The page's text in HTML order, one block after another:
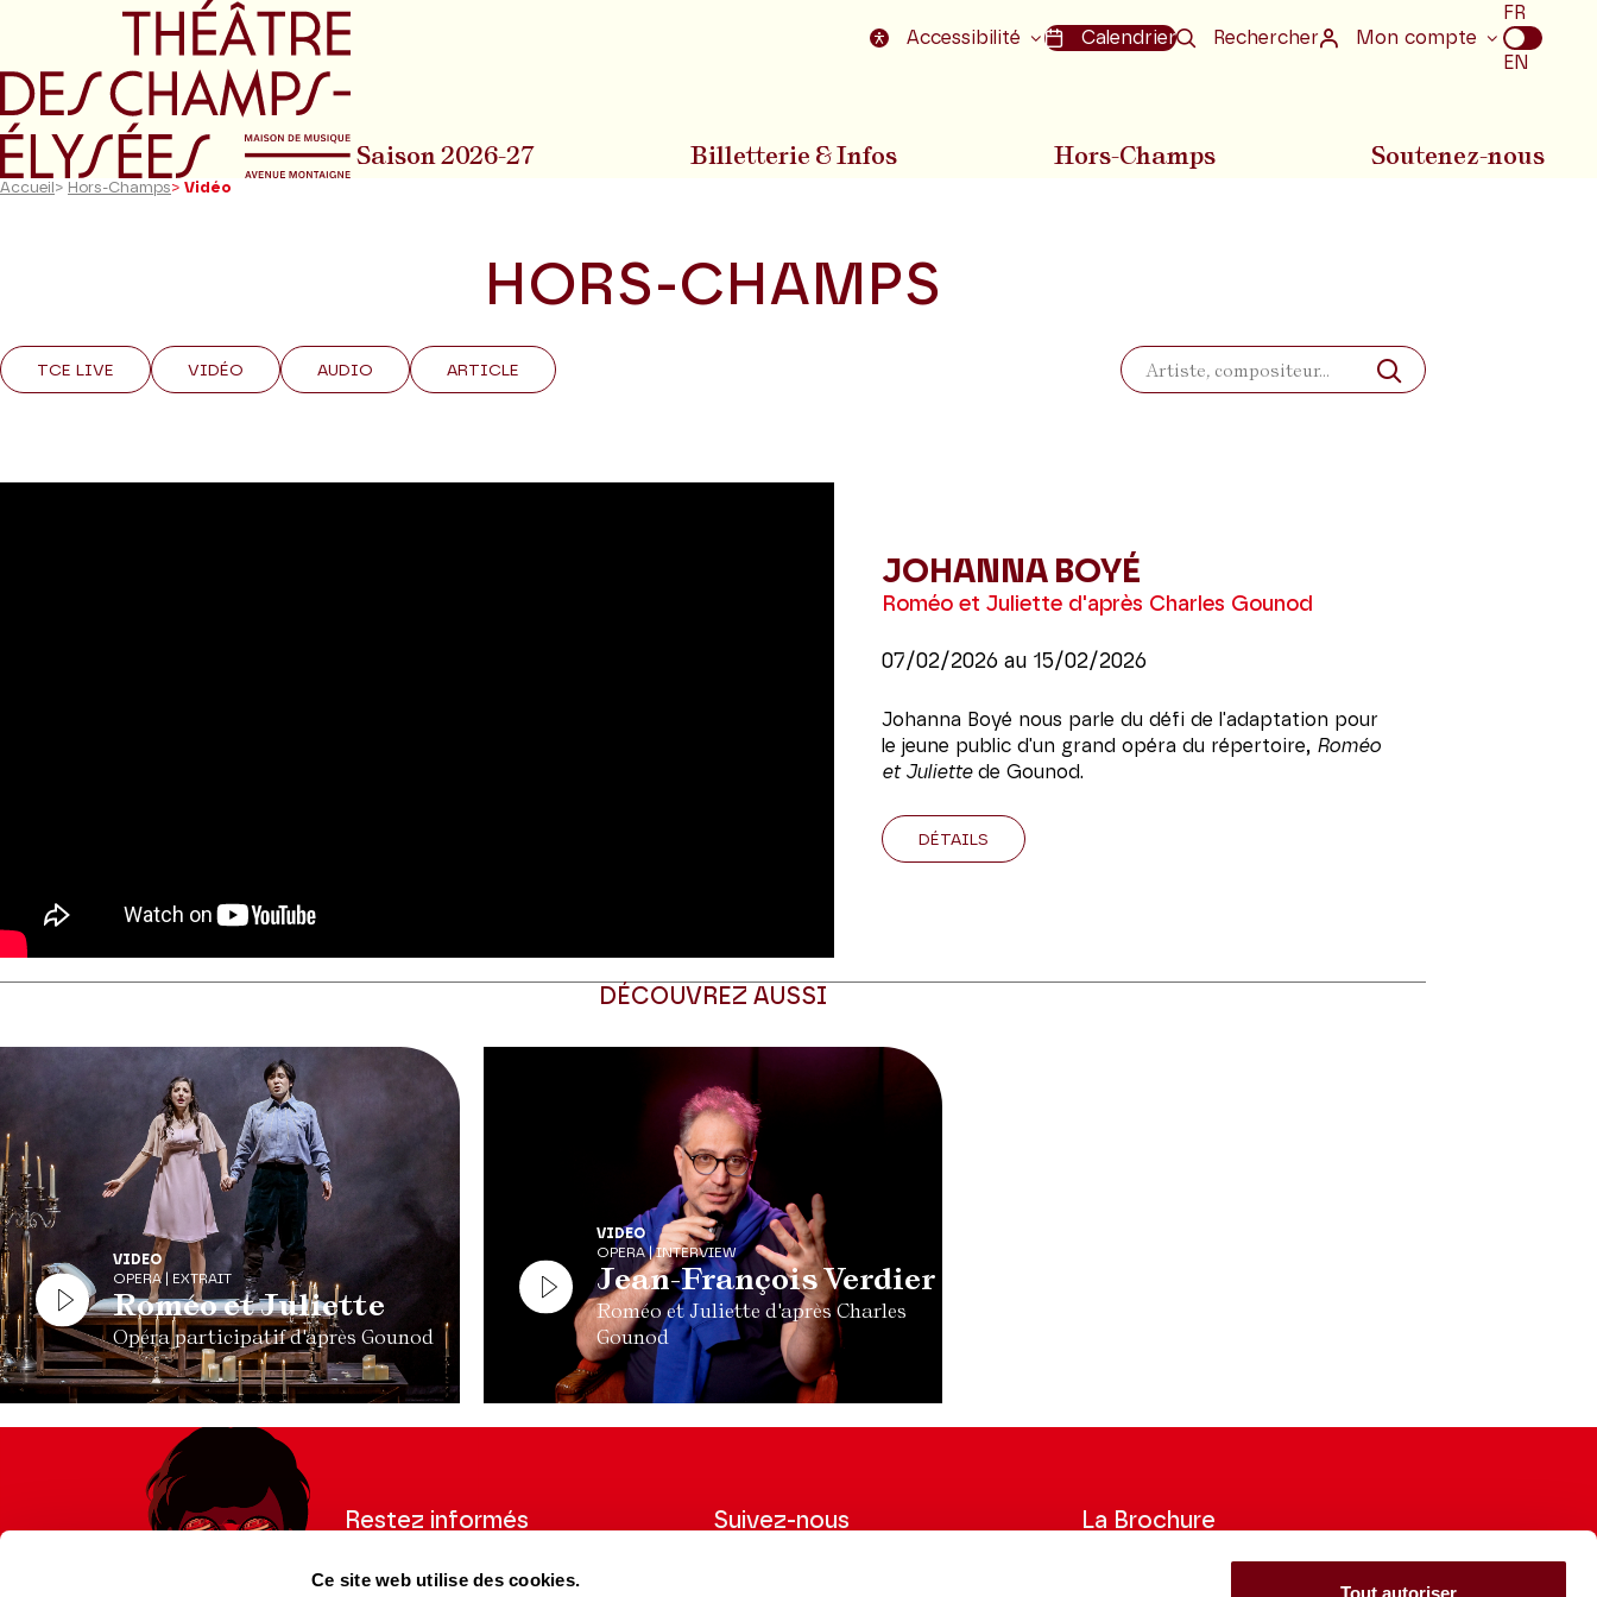
Ce site web utilise des cookies.
Tout autoriser
Aller au menu principal Aller au pied de la page Accessibilité Calendrier Rechercher Mon compte
Choix
de
la
FR
EN
Saison 2026-27 Billetterie & Infos Hors-Champs Soutenez-nous
Accueil > Hors-Champs> Vidéo
HORS-CHAMPS
TCE LIVE VIDÉO AUDIO ARTICLE
Rechercher
JOHANNA BOYÉ
Roméo et Juliette d'après Charles Gounod
07/02/2026au 15/02/2026
Johanna Boyé nous parle du défi de l'adaptation pour
le jeune public d'un grand opéra du répertoire, Roméo
et Juliettede Gounod.
DÉTAILS
DÉCOUVREZ AUSSI
VIDEO
OPERA | EXTRAIT
Roméo et Juliette
Opéra participatif d'après Gounod
VIDEO
OPERA | INTERVIEW
Jean-François Verdier
Roméo et Juliette d'après Charles
Gounod
Restez informés
recevoir les informations du Théâtre.
Suivez-nous La Brochure
Consultez la Brochure 2026-27